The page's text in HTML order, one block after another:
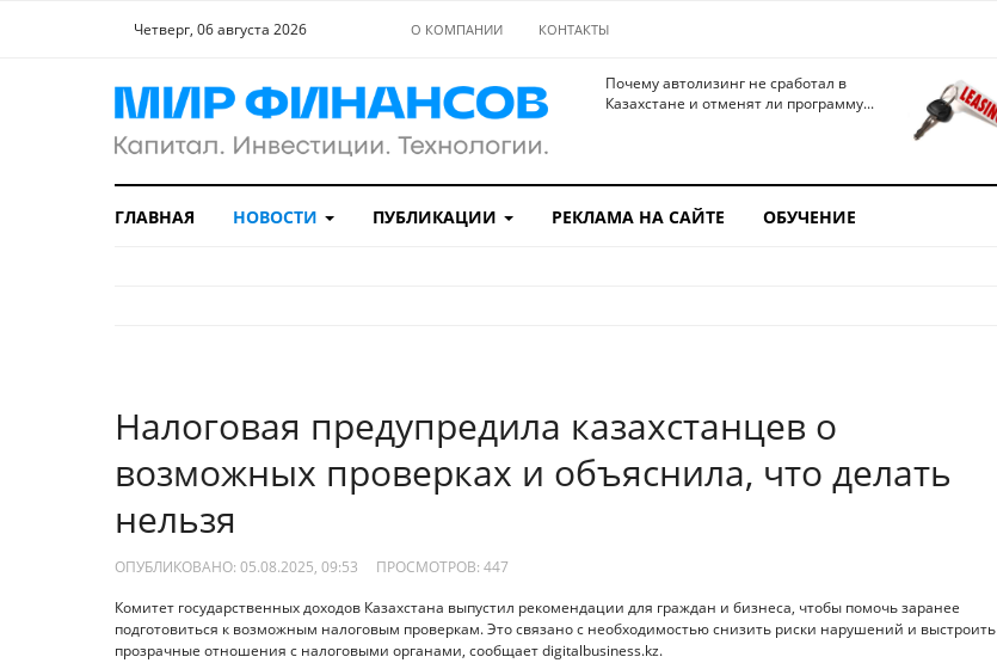
Четверг, 06 августа 2026 О КОМПАНИИ КОНТАКТЫ
Почему автолизинг не сработал в
Казахстане и отменят ли программу...
ГЛАВНАЯ НОВОСТИ ПУБЛИКАЦИИ РЕКЛАМА НА САЙТЕ ОБУЧЕНИЕ
Налоговая предупредила казахстанцев о
возможных проверках и объяснила, что делать
нельзя
ОПУБЛИКОВАНО: 05.08.2025, 09:53 ПРОСМОТРОВ: 447
Комитет государственных доходов Казахстана выпустил рекомендации для граждан и бизнеса, чтобы помочь заранее
подготовиться к возможным налоговым проверкам. Это связано с необходимостью снизить риски нарушений и выстроить
прозрачные отношения с налоговыми органами, сообщает digitalbusiness.kz.